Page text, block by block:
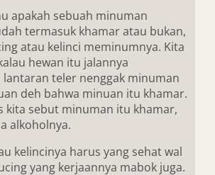
apakah sebuah minuman
termasuk khamar atau bukan,
atau kelinci meminumnya. Kita
hewan itu jalannya
lantaran teler nenggak minuman
deh bahwa minuan itu khamar.
kita sebut minuman itu khamar,
alkoholnya.
kelincinya harus yang sehat wal
yang kerjaannya mabok juga.